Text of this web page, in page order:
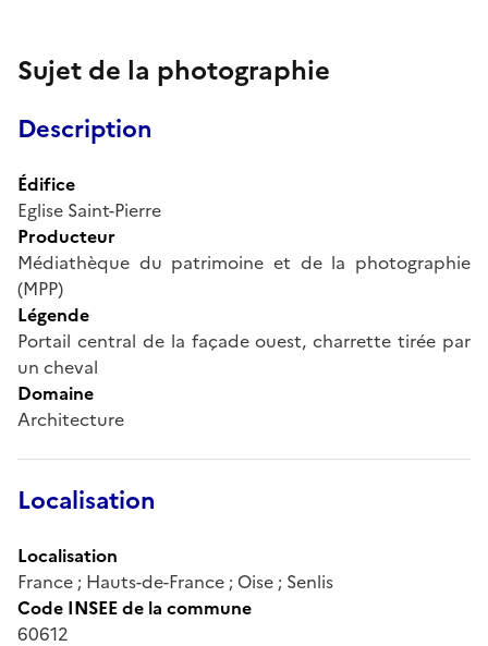
Sujet de la photographie
Description
Édifice
Eglise Saint-Pierre
Producteur
Médiathèque du patrimoine et de la photographie
(MPP)
Légende
Portail central de la façade ouest, charrette tirée par
un cheval
Domaine
Architecture
Localisation
Localisation
France ; Hauts-de-France ; Oise ; Senlis
Code INSEE de la commune
60612